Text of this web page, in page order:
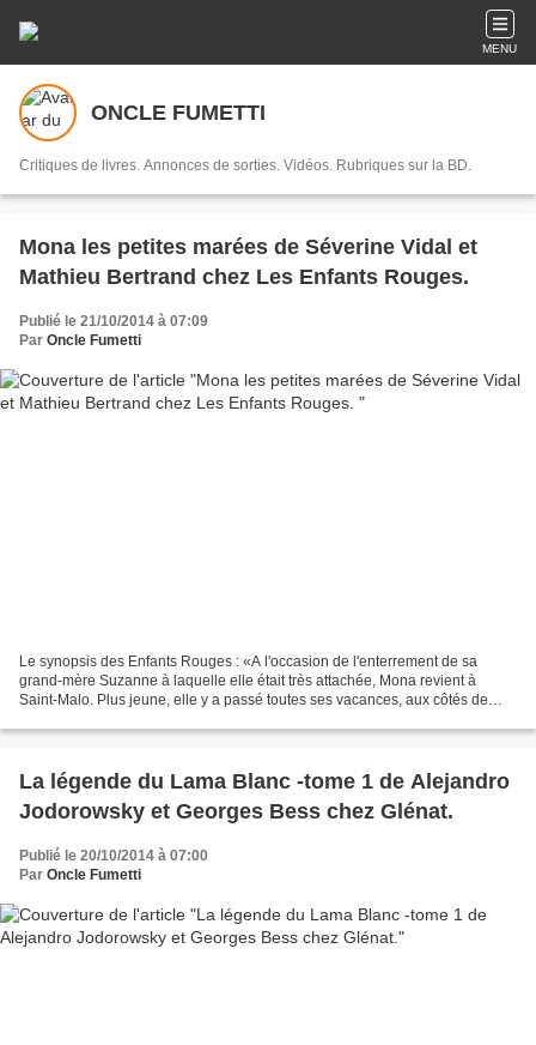
MENU
ONCLE FUMETTI
Critiques de livres. Annonces de sorties. Vidéos. Rubriques sur la BD.
Mona les petites marées de Séverine Vidal et
Mathieu Bertrand chez Les Enfants Rouges.
Publié le 21/10/2014 à 07:09
Par Oncle Fumetti
Le synopsis des Enfants Rouges : «A l'occasion de l'enterrement de sa
grand-mère Suzanne à laquelle elle était très attachée, Mona revient à
Saint-Malo. Plus jeune, elle y a passé toutes ses vacances, aux côtés de
La légende du Lama Blanc -tome 1 de Alejandro
Jodorowsky et Georges Bess chez Glénat.
Publié le 20/10/2014 à 07:00
Par Oncle Fumetti